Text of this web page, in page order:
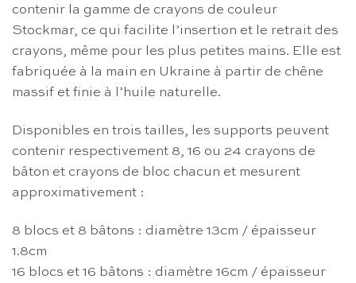
contenir la gamme de crayons de couleur
Stockmar, ce qui facilite l’insertion et le retrait des
crayons, même pour les plus petites mains. Elle est
fabriquée à la main en Ukraine à partir de chêne
massif et finie à l’huile naturelle.
Disponibles en trois tailles, les supports peuvent
contenir respectivement 8, 16 ou 24 crayons de
bâton et crayons de bloc chacun et mesurent
approximativement :
8 blocs et 8 bâtons : diamètre 13cm / épaisseur
1.8cm
16 blocs et 16 bâtons : diamètre 16cm / épaisseur